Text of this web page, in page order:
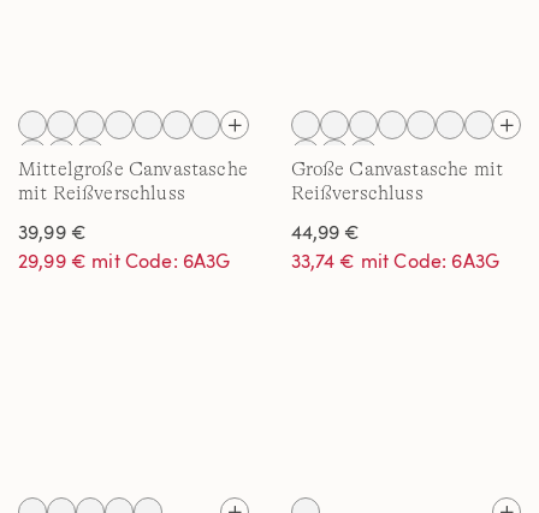
Mittelgroße Canvastasche
mit Reißverschluss
39,99 €
29,99 € mit Code: 6A3G
Große Canvastasche mit
Reißverschluss
44,99 €
33,74 € mit Code: 6A3G